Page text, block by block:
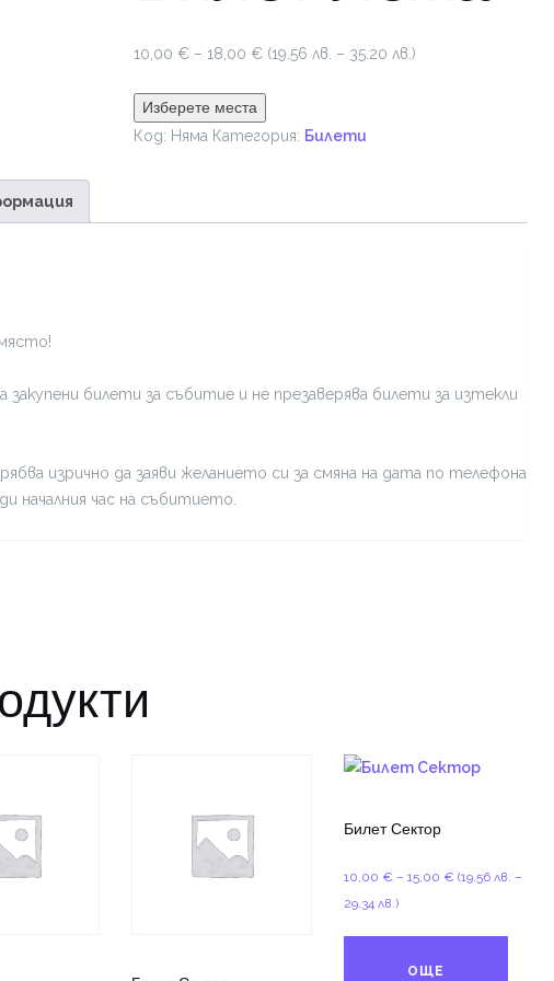
10,00 € – 18,00 €Price
through
(19.56 лв. – 35.20 лв.)
Изберете места
Код: Няма Категория: Билети
закупени билети за събитие и не презаверява билети за изтекли
изрично да заяви желанието си за смяна на дата по телефона
началния час на събитието.
Билет Сектор
10,00 € – 15,00 €Price
(19.56 лв. –
29.34 лв.)
ОЩЕ